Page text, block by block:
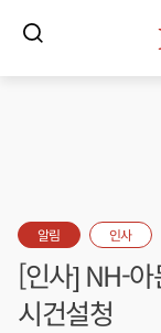
알림 인사
[인사] NH-
시건설청